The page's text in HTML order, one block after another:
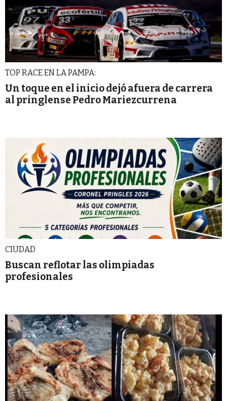
TOP RACE EN LA PAMPA:
Un toque en el inicio dejó afuera de carrera
al pringlense Pedro Mariezcurrena
CIUDAD
Buscan reflotar las olimpiadas
profesionales